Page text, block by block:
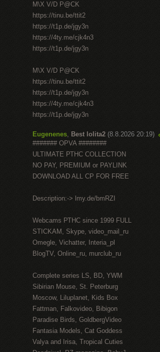
M\X V/D P@CK
https://tinu.be/ttit2
https://t1p.de/jgy3n
https://4ty.me/cjk4n3
https://t1p.de/jgy3n
M\X V/D P@CK
https://tinu.be/ttit2
https://t1p.de/jgy3n
https://4ty.me/cjk4n3
https://t1p.de/jgy3n
Eugenenes, Best lolita2 (8.8.2026 20:19)
####### OPVA ########
ULTIMATE РТНС COLLECTION
NO PAY, PREMIUM or PAYLINK
DOWNLOAD ALL СР FOR FREE
Description:-> lmy.de/bmRZI
Webcams РТНС since 1999 FULL
STICKAM, Skype, video_mail_ru
Omegle, Vichatter, Interia_pl
BlogTV, Online_ru, murclub_ru
Complete series LS, BD, YWM
Sibirian Mouse, St. Peterburg
Moscow, Liluplanet, Kids Box
Fattman, Falkovideo, Bibigon
Paradise Birds, GoldbergVideo
Fantasia Models, Cat Goddess
Valya and Irisa, Tropical Cuties